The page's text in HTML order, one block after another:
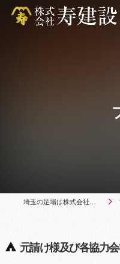
埼玉の足場は株式会社寿建設
元請け様及び各協力